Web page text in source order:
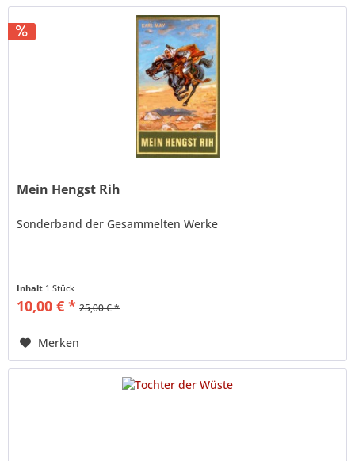
Mein Hengst Rih
Sonderband der Gesammelten Werke
Inhalt 1 Stück
10,00 € * 25,00 € *
Merken